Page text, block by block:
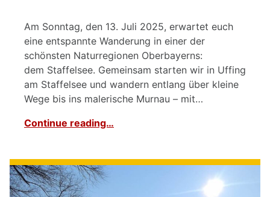
Am Sonntag, den 13. Juli 2025, erwartet euch
eine entspannte Wanderung in einer der
schönsten Naturregionen Oberbayerns:
dem Staffelsee. Gemeinsam starten wir in Uffing
am Staffelsee und wandern entlang über kleine
Wege bis ins malerische Murnau – mit…
Continue reading…